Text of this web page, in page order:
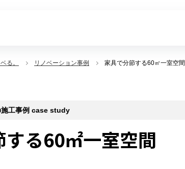
る。 リノベーション事例 家具で分節する60㎡一室空間
施工事例 case study
する60㎡一室空間